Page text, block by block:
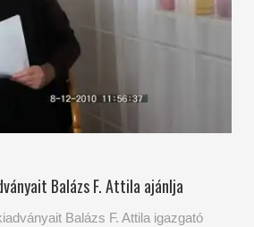
Balázs F. Attila ajánlja
Balázs F. Attila igazgató